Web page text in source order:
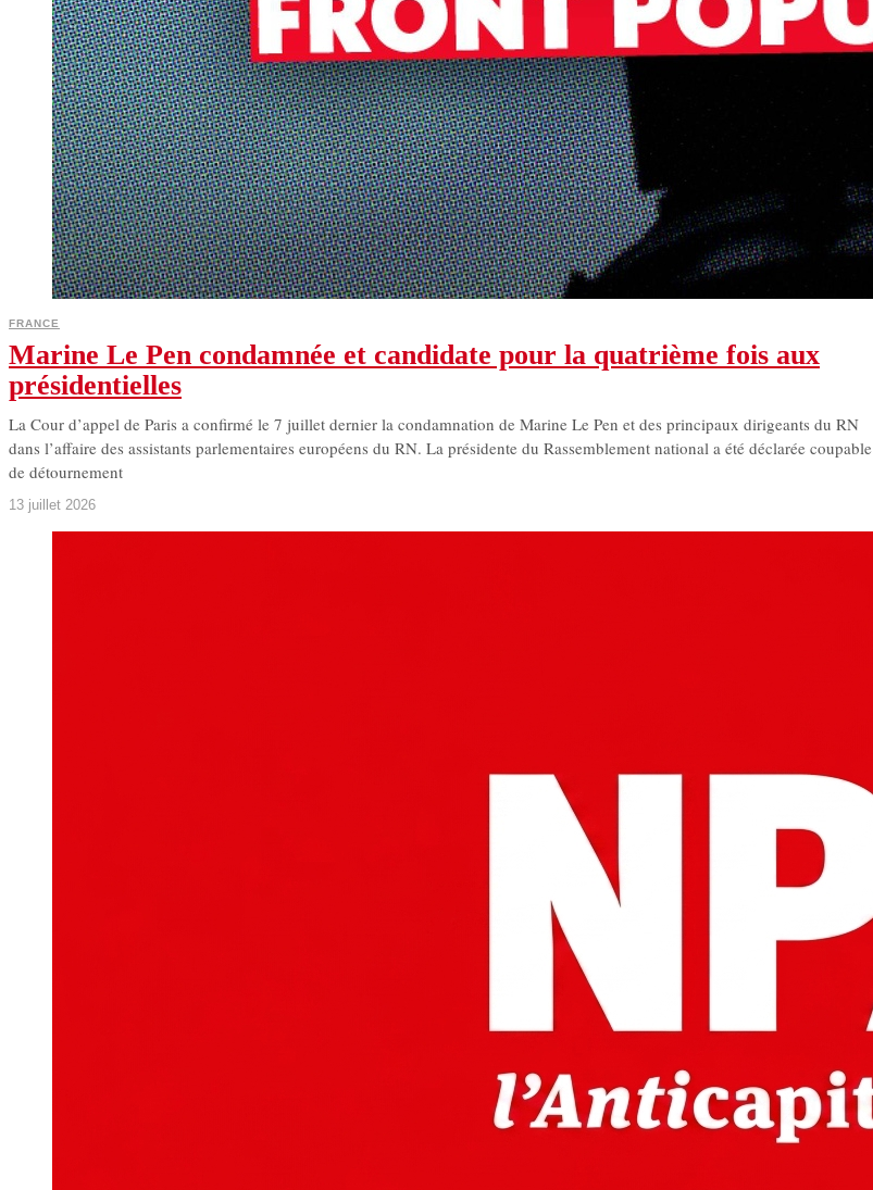
FRANCE
Marine Le Pen condamnée et candidate pour la quatrième fois aux
présidentielles
La Cour d’appel de Paris a confirmé le 7 juillet dernier la condamnation de Marine Le Pen et des principaux dirigeants du RN
dans l’affaire des assistants parlementaires européens du RN. La présidente du Rassemblement national a été déclarée coupable
de détournement
13 juillet 2026